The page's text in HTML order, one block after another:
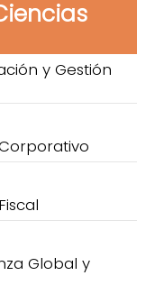
y Gestión
Global y